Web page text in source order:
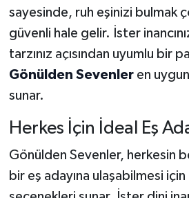
sayesinde, ruh eşinizi bulmak
güvenli hale gelir. İster
tarzınız açısından uyumlu bir
Gönülden Sevenleren uygun
sunar.
Herkes İçin İdeal Eş
Gönülden Sevenler, herkesin
bir eş adayına ulaşabilmesi